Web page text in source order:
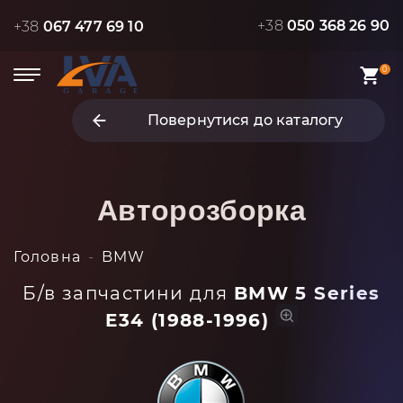
+38 067 477 69 10 +38 050 368 26 90
0
Повернутися до каталогу
Авторозборка
Головна BMW
Б/в запчастини для BMW 5 Series
E34 (1988-1996)